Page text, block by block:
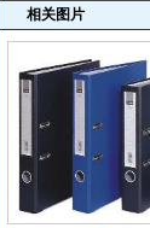
相关图片